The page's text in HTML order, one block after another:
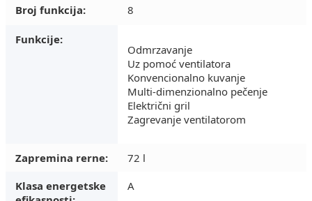
Broj funkcija: 8
Funkcije:
Odmrzavanje
Uz pomoć ventilatora
Konvencionalno kuvanje
Multi-dimenzionalno pečenje
Električni gril
Zagrevanje ventilatorom
Zapremina rerne:
72 l
Klasa energetske
A